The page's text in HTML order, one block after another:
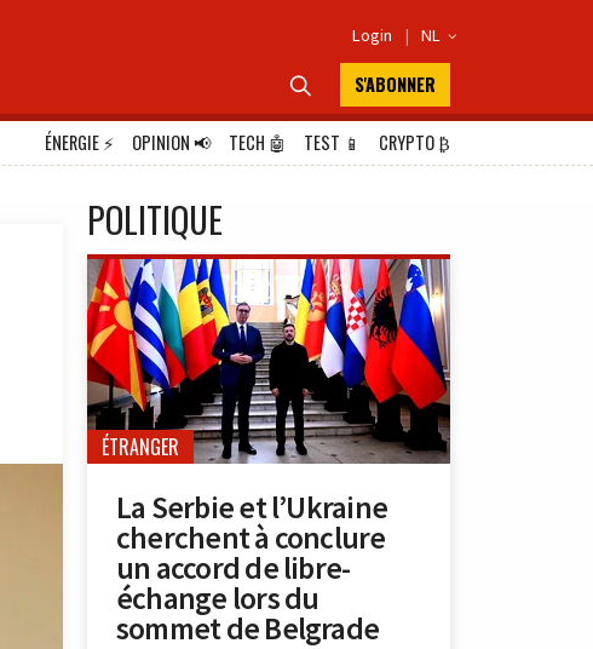
Login | NL 
 S'ABONNER
ÉNERGIE⚡ OPINION📢 TECH 🤖 TEST 📱 CRYPTO₿
POLITIQUE
ÉTRANGER
La Serbie et l’Ukraine
cherchent à conclure
un accord de libre-
échange lors du
sommet de Belgrade